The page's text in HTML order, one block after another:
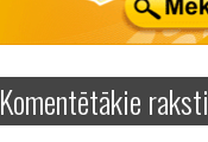
Komentētākie raksti